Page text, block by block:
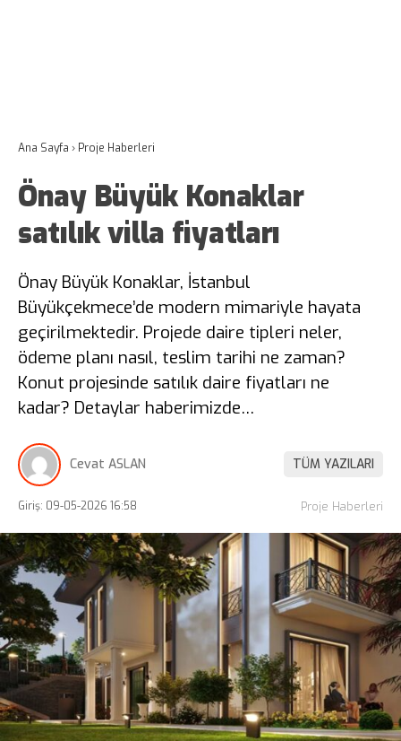
Ana Sayfa › Proje Haberleri
Önay Büyük Konaklar
satılık villa fiyatları
Önay Büyük Konaklar, İstanbul
Büyükçekmece’de modern mimariyle hayata
geçirilmektedir. Projede daire tipleri neler,
ödeme planı nasıl, teslim tarihi ne zaman?
Konut projesinde satılık daire fiyatları ne
kadar? Detaylar haberimizde…
Cevat ASLAN TÜM YAZILARI
Giriş: 09-05-2026 16:58 Proje Haberleri